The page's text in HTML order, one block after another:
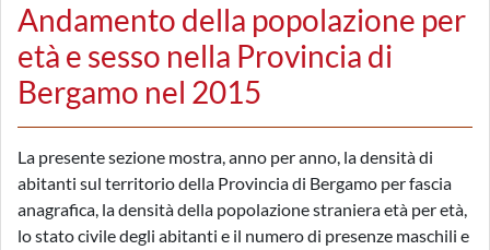
Andamento della popolazione per
età e sesso nella Provincia di
Bergamo nel 2015
La presente sezione mostra, anno per anno, la densità di
abitanti sul territorio della Provincia di Bergamo per fascia
anagrafica, la densità della popolazione straniera età per età,
lo stato civile degli abitanti e il numero di presenze maschili e